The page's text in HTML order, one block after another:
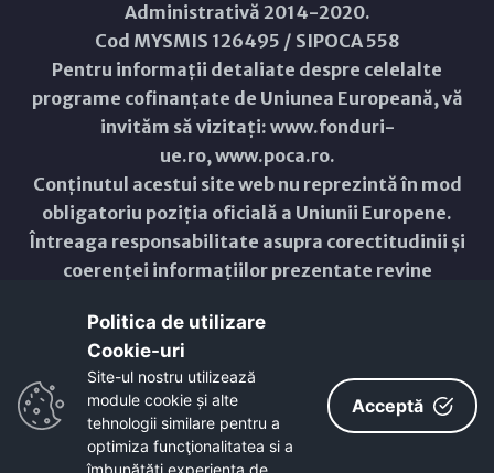
Administrativă 2014-2020.
Cod MYSMIS 126495 / SIPOCA 558
Pentru informații detaliate despre celelalte
programe cofinanțate de Uniunea Europeană, vă
invităm să vizitați: www.fonduri-
ue.ro,www.poca.ro.
Conținutul acestui site web nu reprezintă în mod
obligatoriu poziția oficială a Uniunii Europene.
Întreaga responsabilitate asupra corectitudinii și
coerenței informațiilor prezentate revine
Copyright © 2021 - 2026 -
ResponsiveVoice
Non-Commercial License
Politica de utilizare
Cookie-uri‎
Site-ul nostru utilizează
module cookie și alte
tehnologii similare pentru a
optimiza funcţionalitatea si a
îmbunătăţi experienţa de
Acceptă